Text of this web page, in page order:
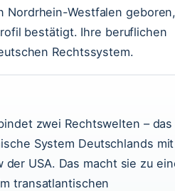
Nordrhein-Westfalen
bestätigt. Ihre beruflichen
Rechtssystem.
zwei Rechtswelten – das
System Deutschlands mit
der USA. Das macht sie zu
transatlantischen